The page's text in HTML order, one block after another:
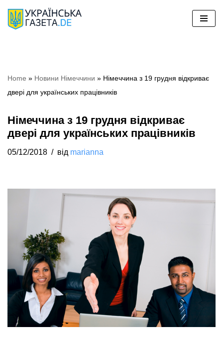
Перейти
Home » Новини Німеччини » Німеччина з 19 грудня відкриває
двері для українських працівників
Німеччина з 19 грудня відкриває
двері для українських працівників
05/12/2018 від marianna